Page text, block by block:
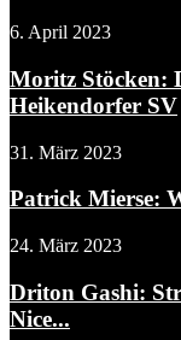
6. April 2023
Moritz Stöcken:
Heikendorfer SV
31. März 2023
Patrick Mierse:
24. März 2023
Driton Gashi:
Nice...